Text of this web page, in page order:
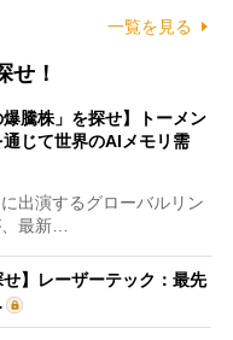
一覧を見る
せ！
爆騰株」を探せ】トーメン
じて世界のAIメモリ需
出演するグローバルリン
、最新…
せ】レーザーテック：最先